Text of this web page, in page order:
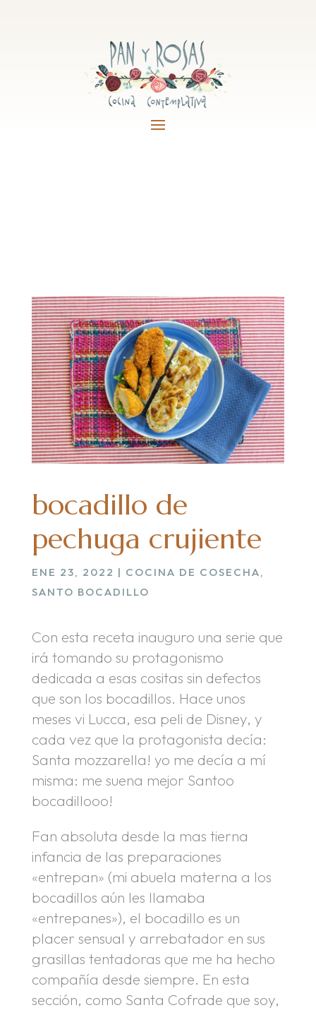
bocadillo de
pechuga crujiente
ENE 23, 2022 | COCINA DE COSECHA,
SANTO BOCADILLO
Con esta receta inauguro una serie que
irá tomando su protagonismo
dedicada a esas cositas sin defectos
que son los bocadillos. Hace unos
meses vi Lucca, esa peli de Disney, y
cada vez que la protagonista decía:
Santa mozzarella! yo me decía a mí
misma: me suena mejor Santoo
bocadillooo!
Fan absoluta desde la mas tierna
infancia de las preparaciones
«entrepan» (mi abuela materna a los
bocadillos aún les llamaba
«entrepanes»), el bocadillo es un
placer sensual y arrebatador en sus
grasillas tentadoras que me ha hecho
compañía desde siempre. En esta
sección, como Santa Cofrade que soy,